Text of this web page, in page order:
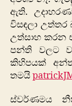
ඇති.
විසඳලා
උත්සාහ කරන
පන්ති වලට
කිහිපයක්
තමයි
ස්වර්ණමය